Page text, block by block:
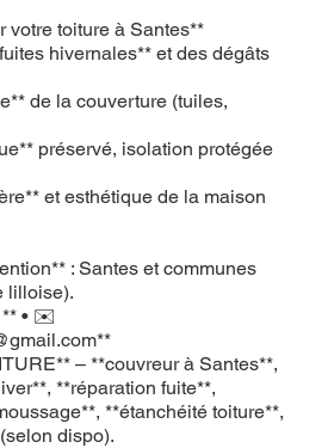
votre toiture à Santes**
hivernales** et des dégâts
de la couverture (tuiles,
préservé, isolation protégée
et esthétique de la maison
: Santes et communes
lilloise).
• ✉️
**
– **couvreur à Santes**,
**réparation fuite**,
**étanchéité toiture**,
dispo).